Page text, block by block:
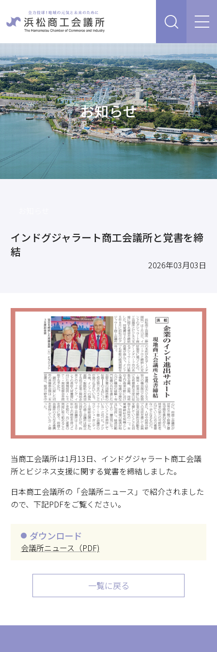
販路を開拓したい、新商品・サービス・技術を開発し
たい
人脈・ネットワークを広げたい
経営について相談したい（経営安定、専門家相談な
ど）
創業、事業承継について相談したい
資金を調達したい
補助金を活用したい
原産地証明など証明を取得したい
その他経営相談
経営支援・サービス
検定試験
セミナー・イベント情報
浜松商工会議所について
採用情報 相談予約 お問合せ
お知らせ
インドグジャラート商工会議所と覚書を締
結
2026年03月03日
当商工会議所は1月13日、インドグジャラート商工会議
所とビジネス支援に関する覚書を締結しました。
日本商工会議所の「会議所ニュース」で紹介されました
ので、下記PDFをご覧ください。
ダウンロード
会議所ニュース（PDF)
一覧に戻る